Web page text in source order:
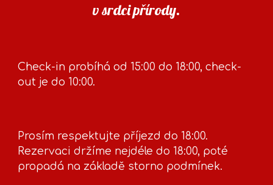
v srdci přírody.
Check-in probíhá od 15:00 do 18:00, check-
out je do 10:00.
Prosím respektujte příjezd do 18:00.
Rezervaci držíme nejdéle do 18:00, poté
propadá na základě storno podmínek.